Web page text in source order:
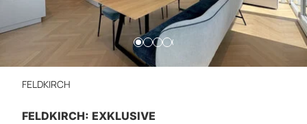
FELDKIRCH
FELDKIRCH: EXKLUSIVE